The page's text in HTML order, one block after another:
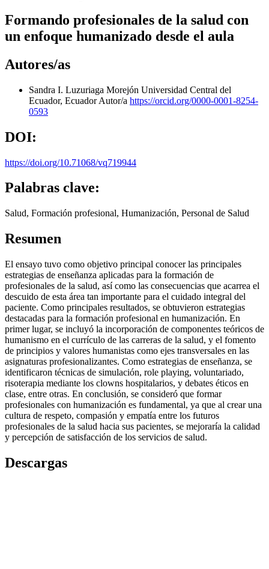
Formando profesionales de la salud con
un enfoque humanizado desde el aula
Autores/as
Sandra I. Luzuriaga Morejón Universidad Central del
Ecuador, EcuadorAutor/a https://orcid.org/0000-0001-8254-
0593
DOI:
https://doi.org/10.71068/vq719944
Palabras clave:
Salud, Formación profesional, Humanización, Personal de Salud
Resumen
El ensayo tuvo como objetivo principal conocer las principales
estrategias de enseñanza aplicadas para la formación de
profesionales de la salud, así como las consecuencias que acarrea el
descuido de esta área tan importante para el cuidado integral del
paciente. Como principales resultados, se obtuvieron estrategias
destacadas para la formación profesional en humanización. En
primer lugar, se incluyó la incorporación de componentes teóricos de
humanismo en el currículo de las carreras de la salud, y el fomento
de principios y valores humanistas como ejes transversales en las
asignaturas profesionalizantes. Como estrategias de enseñanza, se
identificaron técnicas de simulación, role playing, voluntariado,
risoterapia mediante los clowns hospitalarios, y debates éticos en
clase, entre otras. En conclusión, se consideró que formar
profesionales con humanización es fundamental, ya que al crear una
cultura de respeto, compasión y empatía entre los futuros
profesionales de la salud hacia sus pacientes, se mejoraría la calidad
y percepción de satisfacción de los servicios de salud.
Descargas